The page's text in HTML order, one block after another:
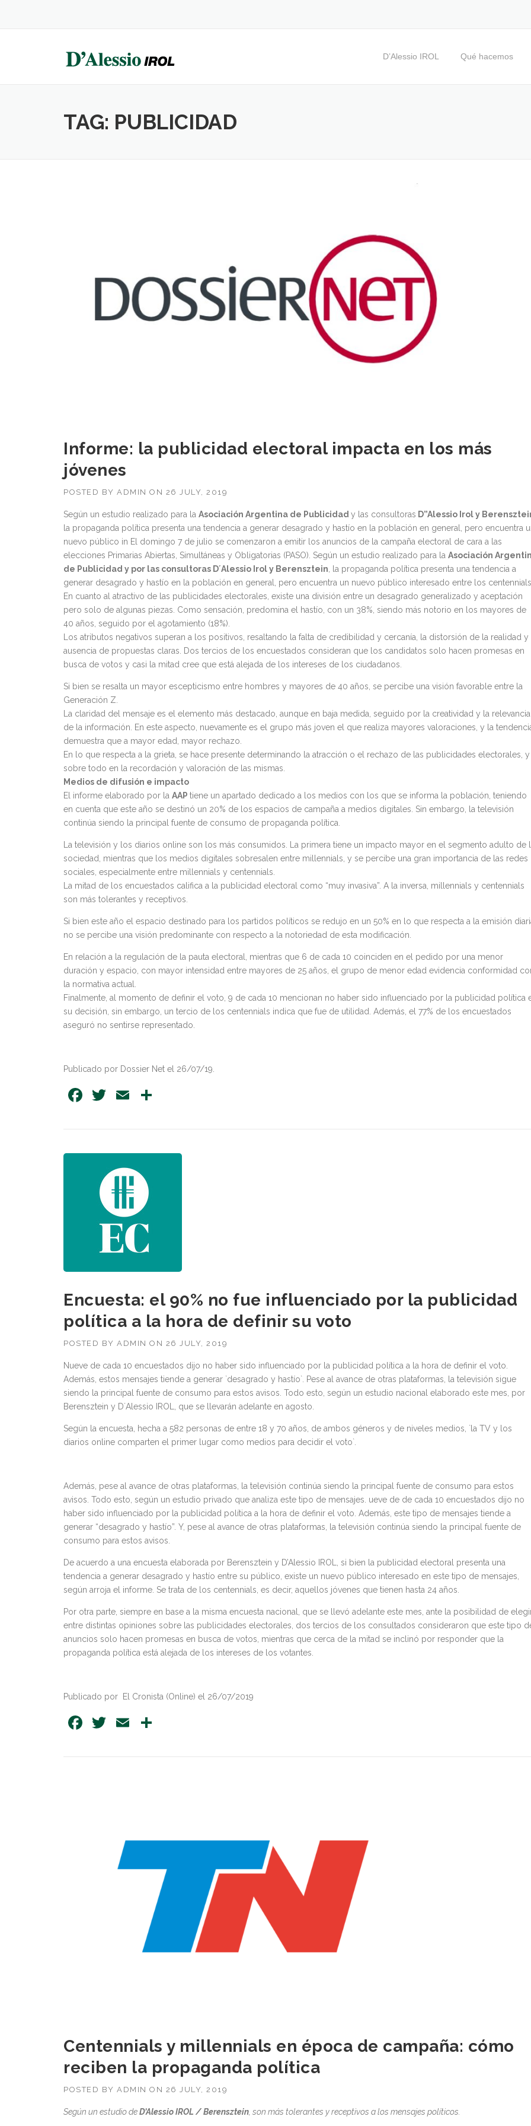
D’Alessio IROL Qué hacemos
TAG: PUBLICIDAD
Informe: la publicidad electoral impacta en los más
jóvenes
POSTED BY ADMIN ON 26 JULY, 2019
Según un estudio realizado para la Asociación Argentina de Publicidad y las consultoras D”Alessio Irol y
la propaganda política presenta una tendencia a generar desagrado y hastío en la población en general, pero encuentra
nuevo público in El domingo 7 de julio se comenzaron a emitir los anuncios de la campaña electoral de cara a las
elecciones Primarias Abiertas, Simultáneas y Obligatorias (PASO). Según un estudio realizado para la Asociación
de Publicidad y por las consultoras D´Alessio Irol y Berensztein , la propaganda política presenta una tendencia a
generar desagrado y hastío en la población en general, pero encuentra un nuevo público interesado entre los centennials.
En cuanto al atractivo de las publicidades electorales, existe una división entre un desagrado generalizado y aceptación
pero solo de algunas piezas. Como sensación, predomina el hastío, con un 38%, siendo más notorio en los mayores de
40 años, seguido por el agotamiento (18%).
Los atributos negativos superan a los positivos, resaltando la falta de credibilidad y cercanía, la distorsión de la realidad y
ausencia de propuestas claras. Dos tercios de los encuestados consideran que los candidatos solo hacen promesas en
busca de votos y casi la mitad cree que está alejada de los intereses de los ciudadanos.
Si bien se resalta un mayor escepticismo entre hombres y mayores de 40 años, se percibe una visión favorable entre la
Generación Z.
La claridad del mensaje es el elemento más destacado, aunque en baja medida, seguido por la creatividad y la relevancia
de la información. En este aspecto, nuevamente es el grupo más joven el que realiza mayores valoraciones, y la
demuestra que a mayor edad, mayor rechazo.
En lo que respecta a la grieta, se hace presente determinando la atracción o el rechazo de las publicidades electorales, y
sobre todo en la recordación y valoración de las mismas.
Medios de difusión e impacto
El informe elaborado por la AAP tiene un apartado dedicado a los medios con los que se informa la población, teniendo
en cuenta que este año se destinó un 20% de los espacios de campaña a medios digitales. Sin embargo, la televisión
continúa siendo la principal fuente de consumo de propaganda política.
La televisión y los diarios online son los más consumidos. La primera tiene un impacto mayor en el segmento adulto de
sociedad, mientras que los medios digitales sobresalen entre millennials, y se percibe una gran importancia de las redes
sociales, especialmente entre millennials y centennials.
La mitad de los encuestados califica a la publicidad electoral como “muy invasiva”. A la inversa, millennials y centennials
son más tolerantes y receptivos.
Si bien este año el espacio destinado para los partidos políticos se redujo en un 50% en lo que respecta a la emisión
no se percibe una visión predominante con respecto a la notoriedad de esta modificación.
En relación a la regulación de la pauta electoral, mientras que 6 de cada 10 coinciden en el pedido por una menor
duración y espacio, con mayor intensidad entre mayores de 25 años, el grupo de menor edad evidencia conformidad
la normativa actual.
Finalmente, al momento de definir el voto, 9 de cada 10 mencionan no haber sido influenciado por la publicidad política
su decisión, sin embargo, un tercio de los centennials indica que fue de utilidad. Además, el 77% de los encuestados
aseguró no sentirse representado.
Publicado por Dossier Net el 26/07/19.
Facebook
Twitter
Email
Encuesta: el 90% no fue influenciado por la publicidad
política a la hora de definir su voto
POSTED BY ADMIN ON 26 JULY, 2019
Nueve de cada 10 encuestados dijo no haber sido influenciado por la publicidad política a la hora de definir el voto.
Además, estos mensajes tiende a generar `desagrado y hastío`. Pese al avance de otras plataformas, la televisión sigue
siendo la principal fuente de consumo para estos avisos. Todo esto, según un estudio nacional elaborado este mes, por
Berensztein y D´Alessio IROL, que se llevarán adelante en agosto.
Según la encuesta, hecha a 582 personas de entre 18 y 70 años, de ambos géneros y de niveles medios, `la TV y los
diarios online comparten el primer lugar como medios para decidir el voto`.
Además, pese al avance de otras plataformas, la televisión continúa siendo la principal fuente de consumo para estos
avisos. Todo esto, según un estudio privado que analiza este tipo de mensajes. ueve de de cada 10 encuestados dijo no
haber sido influenciado por la publicidad política a la hora de definir el voto. Además, este tipo de mensajes tiende a
generar “desagrado y hastío”. Y, pese al avance de otras plataformas, la televisión continúa siendo la principal fuente de
consumo para estos avisos.
De acuerdo a una encuesta elaborada por Berensztein y D’Alessio IROL, si bien la publicidad electoral presenta una
tendencia a generar desagrado y hastío entre su público, existe un nuevo público interesado en este tipo de mensajes,
según arroja el informe. Se trata de los centennials, es decir, aquellos jóvenes que tienen hasta 24 años.
Por otra parte, siempre en base a la misma encuesta nacional, que se llevó adelante este mes, ante la posibilidad de
entre distintas opiniones sobre las publicidades electorales, dos tercios de los consultados consideraron que este tipo
anuncios solo hacen promesas en busca de votos, mientras que cerca de la mitad se inclinó por responder que la
propaganda política está alejada de los intereses de los votantes.
Publicado por El Cronista (Online) el 26/07/2019
Facebook
Twitter
Email
Centennials y millennials en época de campaña: cómo
reciben la propaganda política
POSTED BY ADMIN ON 26 JULY, 2019
Según un estudio deD’Alessio IROL / Berensztein , son más tolerantes y receptivos a los mensajes políticos.